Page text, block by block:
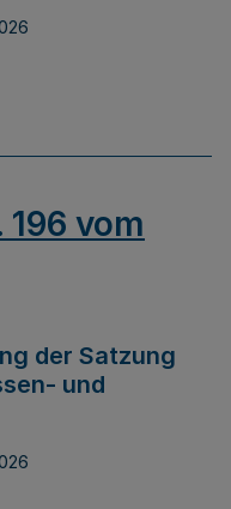
196 vom
der Satzung
und